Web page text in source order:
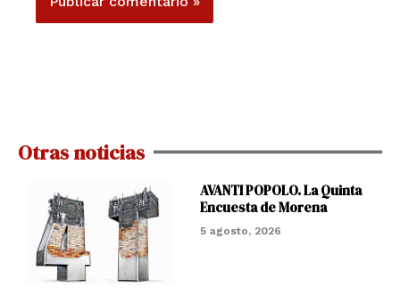
Otras noticias
AVANTI POPOLO. La Quinta
Encuesta de Morena
5 agosto, 2026